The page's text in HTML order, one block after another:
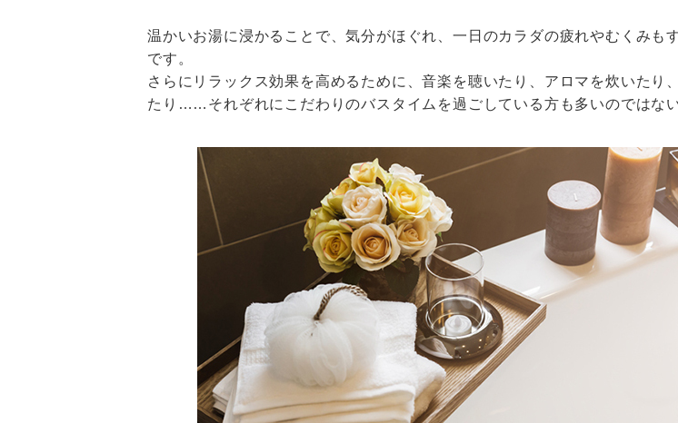
温かいお湯に浸かることで、気分がほぐれ、一日のカラダの疲れやむくみも
です。
さらにリラックス効果を高めるために、音楽を聴いたり、アロマを炊いたり
たり……それぞれにこだわりのバスタイムを過ごしている方も多いのではない